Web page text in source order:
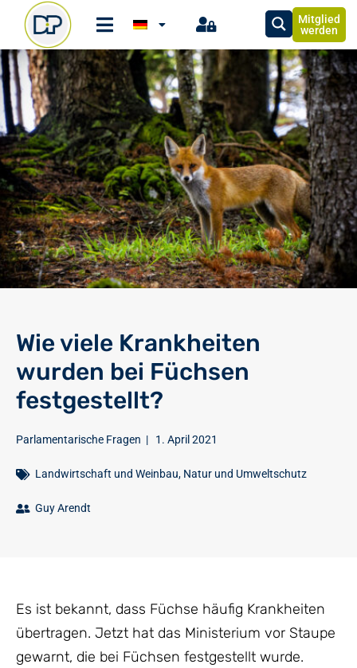
Mitglied
werden
Wie viele Krankheiten
wurden bei Füchsen
festgestellt?
Parlamentarische Fragen | 1. April 2021
Landwirtschaft und Weinbau, Natur und Umweltschutz
Guy Arendt
Es ist bekannt, dass Füchse häufig Krankheiten
übertragen. Jetzt hat das Ministerium vor Staupe
gewarnt, die bei Füchsen festgestellt wurde.